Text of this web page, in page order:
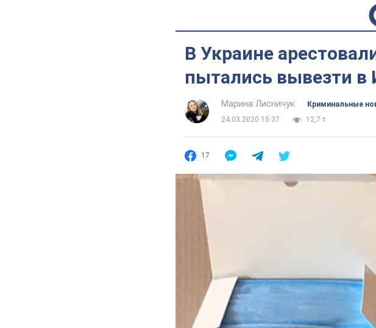
В Украине
пытались вывезти в
Марина Лисничук
Криминальные
24.03.2020 15:37
12,7 т.
17